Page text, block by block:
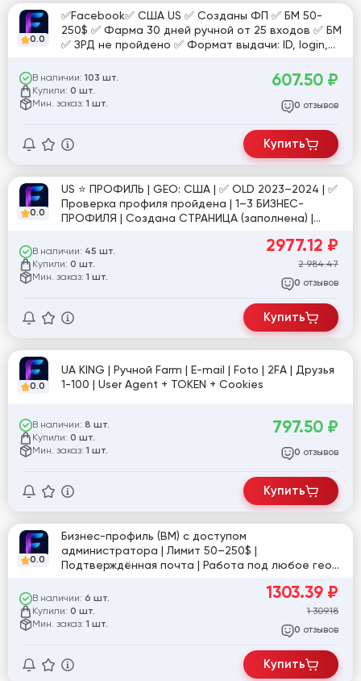
0.0
✅Facebook✅ США US ✅ Созданы ФП ✅ БМ 50-
250$ ✅ Фарма 30 дней ручной от 25 входов ✅ БМ
✅ ЗРД не пройдено ✅ Формат выдачи: ID, login,
access token, eaab access token
В наличии: 103 шт.
Купили: 0 шт.
Мин. заказ: 1 шт.
607.50 ₽
0 отзывов
Купить
0.0
US ⭐️ ПРОФИЛЬ | GEO: США | ✅ OLD 2023–2024 | ✅
Проверка профиля пройдена | 1–3 БИЗНЕС-
ПРОФИЛЯ | Создана СТРАНИЦА (заполнена) |
заполнен | интересы | переписки | активность
вне платформы | ручная подготовка 30+ дней |
высокий траст | №еск [814813]
В наличии: 45 шт.
Купили: 0 шт.
Мин. заказ: 1 шт.
2977.12 ₽
2 984.47
0 отзывов
Купить
0.0
UA KING | Ручной Farm | E-mail | Foto | 2FA | Друзья
1-100 | User Agent + TOKEN + Cookies
В наличии: 8 шт.
Купили: 0 шт.
Мин. заказ: 1 шт.
797.50 ₽
0 отзывов
Купить
0.0
Бизнес-профиль (BM) с доступом
администратора | Лимит 50–250$ |
Подтверждённая почта | Работа под любое гео
В наличии: 6 шт.
Купили: 0 шт.
Мин. заказ: 1 шт.
1303.39 ₽
1 309.18
0 отзывов
Купить